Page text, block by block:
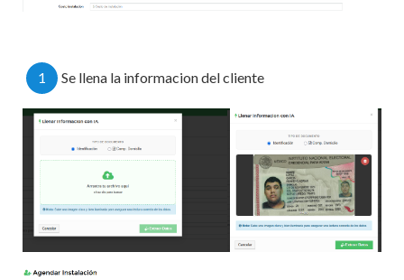
1 Se llena la informacion del cliente